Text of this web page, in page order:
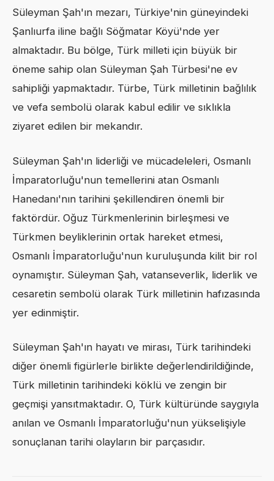
Süleyman Şah'ın mezarı, Türkiye'nin güneyindeki
Şanlıurfa iline bağlı Söğmatar Köyü'nde yer
almaktadır. Bu bölge, Türk milleti için büyük bir
öneme sahip olan Süleyman Şah Türbesi'ne ev
sahipliği yapmaktadır. Türbe, Türk milletinin bağlılık
ve vefa sembolü olarak kabul edilir ve sıklıkla
ziyaret edilen bir mekandır.
Süleyman Şah'ın liderliği ve mücadeleleri, Osmanlı
İmparatorluğu'nun temellerini atan Osmanlı
Hanedanı'nın tarihini şekillendiren önemli bir
faktördür. Oğuz Türkmenlerinin birleşmesi ve
Türkmen beyliklerinin ortak hareket etmesi,
Osmanlı İmparatorluğu'nun kuruluşunda kilit bir rol
oynamıştır. Süleyman Şah, vatanseverlik, liderlik ve
cesaretin sembolü olarak Türk milletinin hafızasında
yer edinmiştir.
Süleyman Şah'ın hayatı ve mirası, Türk tarihindeki
diğer önemli figürlerle birlikte değerlendirildiğinde,
Türk milletinin tarihindeki köklü ve zengin bir
geçmişi yansıtmaktadır. O, Türk kültüründe saygıyla
anılan ve Osmanlı İmparatorluğu'nun yükselişiyle
sonuçlanan tarihi olayların bir parçasıdır.